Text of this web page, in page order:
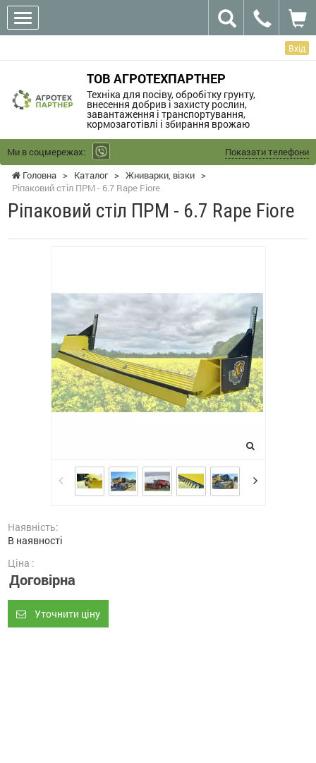
Вхід
ТОВ АГРОТЕХПАРТНЕР
Техніка для посіву, обробітку грунту,
внесення добрив і захисту рослин,
завантаження і транспортування,
кормозаготівлі і збирання врожаю
Ми в соцмережах:
Показати телефони
Головна > Каталог > Жниварки, візки >
Ріпаковий стіл ПРМ - 6.7 Rape Fiore
Ріпаковий стіл ПРМ - 6.7 Rape Fiore
Наявність:
В наявності
Ціна :
Договірна
Уточнити ціну